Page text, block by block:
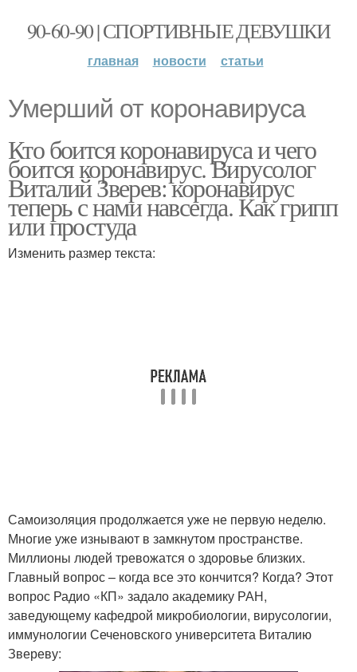
90-60-90 | СПОРТИВНЫЕ ДЕВУШКИ
главная новости статьи
Умерший от коронавируса
Кто боится коронавируса и чего
боится коронавирус. Вирусолог
Виталий Зверев: коронавирус
теперь с нами навсегда. Как грипп
или простуда
Изменить размер текста:
Самоизоляция продолжается уже не первую неделю.
Многие уже изнывают в замкнутом пространстве.
Миллионы людей тревожатся о здоровье близких.
Главный вопрос – когда все это кончится? Когда? Этот
вопрос Радио «КП» задало академику РАН,
заведующему кафедрой микробиологии, вирусологии,
иммунологии Сеченовского университета Виталию
Звереву: